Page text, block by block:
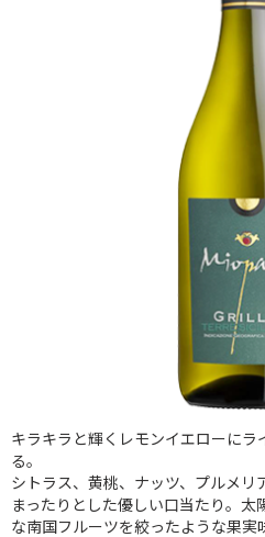
キラキラと輝くレモンイエローに
る。
シトラス、黄桃、ナッツ、プルメリ
まったりとした優しい口当たり。
な南国フルーツを絞ったような果